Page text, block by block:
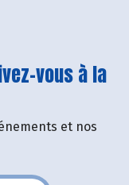
vous à la
et nos